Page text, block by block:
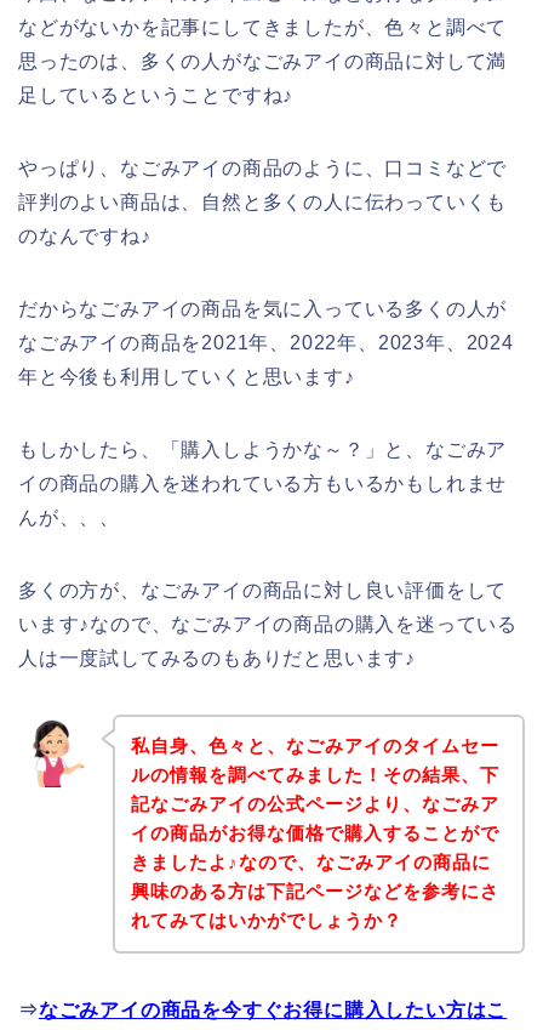
などがないかを記事にしてきましたが、色々と調べて
思ったのは、多くの人がなごみアイの商品に対して満
足しているということですね♪
やっぱり、なごみアイの商品のように、口コミなどで
評判のよい商品は、自然と多くの人に伝わっていくも
のなんですね♪
だからなごみアイの商品を気に入っている多くの人が
なごみアイの商品を2021年、2022年、2023年、2024
年と今後も利用していくと思います♪
もしかしたら、「購入しようかな～？」と、なごみア
イの商品の購入を迷われている方もいるかもしれませ
んが、、、
多くの方が、なごみアイの商品に対し良い評価をして
います♪なので、なごみアイの商品の購入を迷っている
人は一度試してみるのもありだと思います♪
私自身、色々と、なごみアイのタイムセー
ルの情報を調べてみました！その結果、下
記なごみアイの公式ページより、なごみア
イの商品がお得な価格で購入することがで
きましたよ♪なので、なごみアイの商品に
興味のある方は下記ページなどを参考にさ
れてみてはいかがでしょうか？
⇒なごみアイの商品を今すぐお得に購入したい方はこ